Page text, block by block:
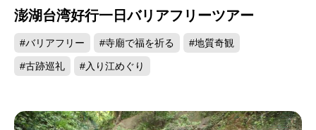
自然を愛する人なら、是非とも訪れてほしいとこ
ろです。
澎湖台湾好行一日バリアフリーツアー
#バリアフリー #寺廟で福を祈る #地質奇観
#古跡巡礼 #入り江めぐり